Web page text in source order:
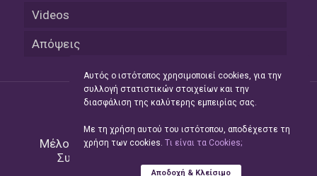
Videos
Απόψεις
Μέλος του Δικτύου τηςHellas Press Media
Συντήρηση και Ανάπτυξη
Αυτός ο ιστότοπος χρησιμοποιεί cookies, για την
συλλογή στατιστικών στοιχείων και την
διασφάλιση της καλύτερης εμπειρίας σας.
Με τη χρήση αυτού του ιστότοπου, αποδέχεστε τη
χρήση των cookies. Tι είναι τα Cookies;
Αποδοχή & Κλείσιμο